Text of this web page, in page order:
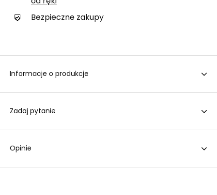
Bezpieczne zakupy
Informacje o produkcje
Zadaj pytanie
Opinie